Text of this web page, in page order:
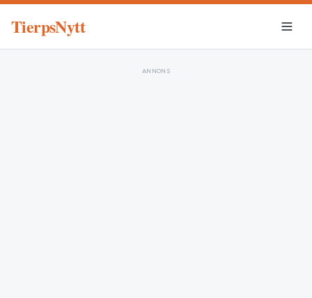
TierpsNytt
ANNONS